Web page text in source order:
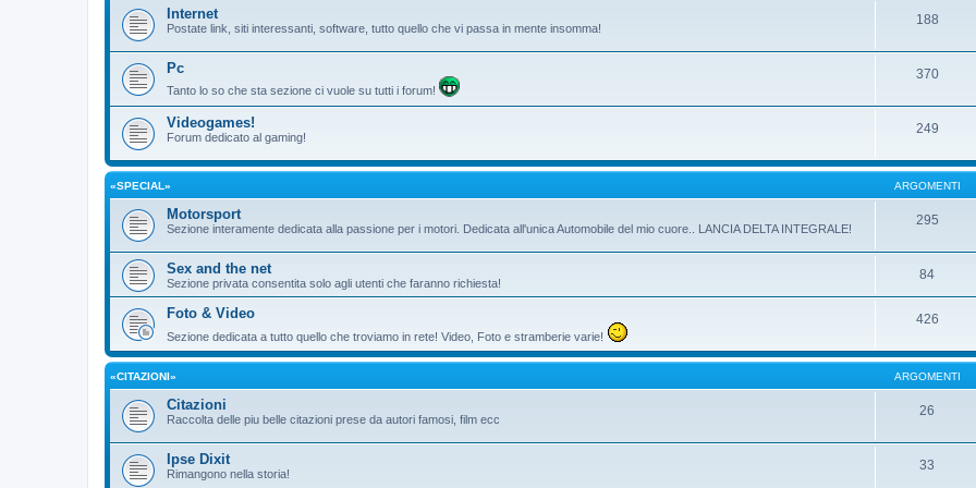
Internet
Postate link, siti interessanti, software, tutto quello che vi passa in mente insomma!
188
Pc
Tanto lo so che sta sezione ci vuole su tutti i forum!
370
Videogames!
Forum dedicato al gaming!
249
«SPECIAL» ARGOMENTI
Motorsport
Sezione interamente dedicata alla passione per i motori. Dedicata all'unica Automobile del mio cuore.. LANCIA DELTA INTEGRALE!
295
Sex and the net
Sezione privata consentita solo agli utenti che faranno richiesta!
84
Foto & Video
Sezione dedicata a tutto quello che troviamo in rete! Video, Foto e stramberie varie!
426
«CITAZIONI» ARGOMENTI
Citazioni
Raccolta delle piu belle citazioni prese da autori famosi, film ecc
26
Ipse Dixit
Rimangono nella storia!
33